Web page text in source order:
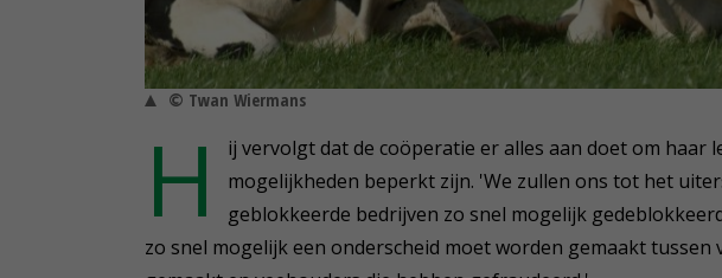
© Twan Wiermans
H
ij vervolgt dat de coöperatie er alles aan doet om haar
mogelijkheden beperkt zijn. 'We zullen ons tot het
geblokkeerde bedrijven zo snel mogelijk
zo snel mogelijk een onderscheid moet worden gemaakt